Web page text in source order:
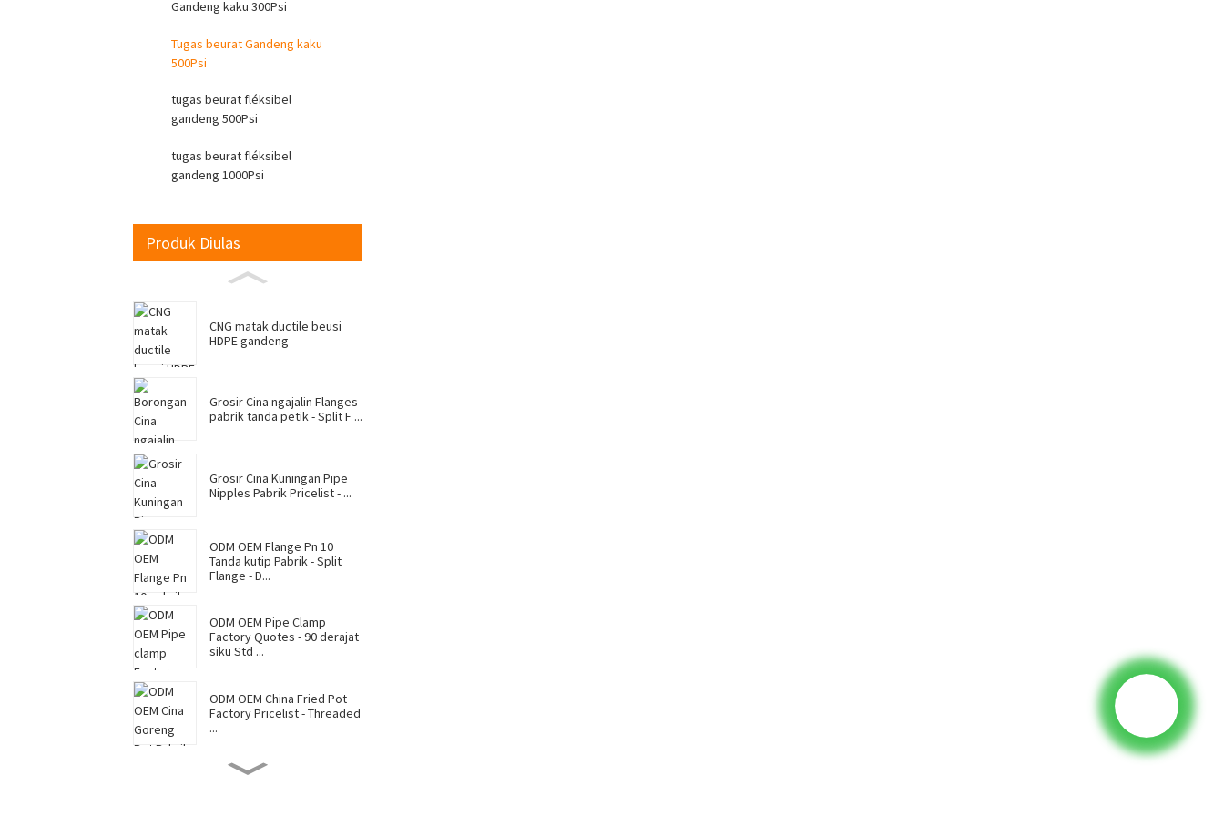
Gandeng kaku 300Psi
Tugas beurat Gandeng kaku
500Psi
tugas beurat fléksibel
gandeng 500Psi
tugas beurat fléksibel
gandeng 1000Psi
Produk Diulas
CNG matak ductile beusi
HDPE gandeng
Grosir Cina ngajalin Flanges
pabrik tanda petik - Split F ...
Grosir Cina Kuningan Pipe
Nipples Pabrik Pricelist - ...
ODM OEM Flange Pn 10
Tanda kutip Pabrik - Split
Flange - D...
ODM OEM Pipe Clamp
Factory Quotes - 90 derajat
siku Std ...
ODM OEM China Fried Pot
Factory Pricelist - Threaded
...
ODM OEM Grooved